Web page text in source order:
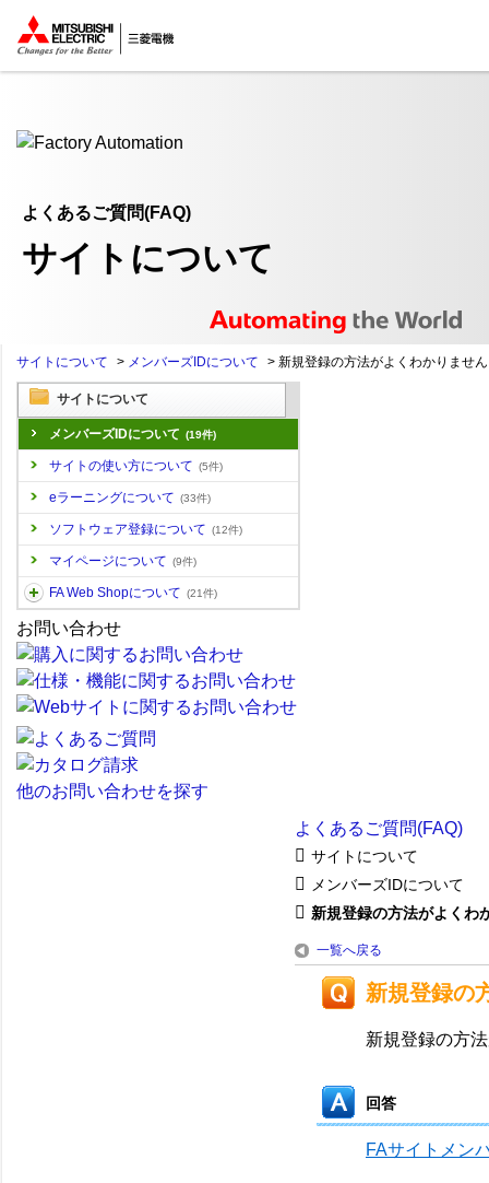
ここから本文
よくあるご質問(FAQ)
サイトについて
サイトについて > メンバーズIDについて > 新規登録の方法がよくわかりませ
サイトについて
メンバーズIDについて (19件)
サイトの使い方について (5件)
eラーニングについて (33件)
ソフトウェア登録について (12件)
マイページについて (9件)
FA Web Shopについて (21件)
お問い合わせ
他のお問い合わせを探す
よくあるご質問(FAQ)
サイトについて
メンバーズIDについて
新規登録の方法がよくわ
一覧へ戻る
新規登録の
新規登録の方
回答
FAサイトメン